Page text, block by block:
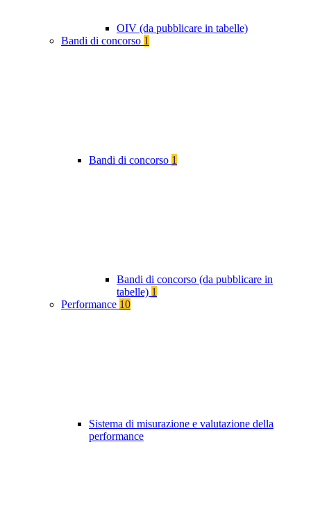
OIV (da pubblicare in tabelle)
Bandi di concorso 1
Bandi di concorso 1
Bandi di concorso (da pubblicare in
tabelle) 1
Performance 10
Sistema di misurazione e valutazione della
performance